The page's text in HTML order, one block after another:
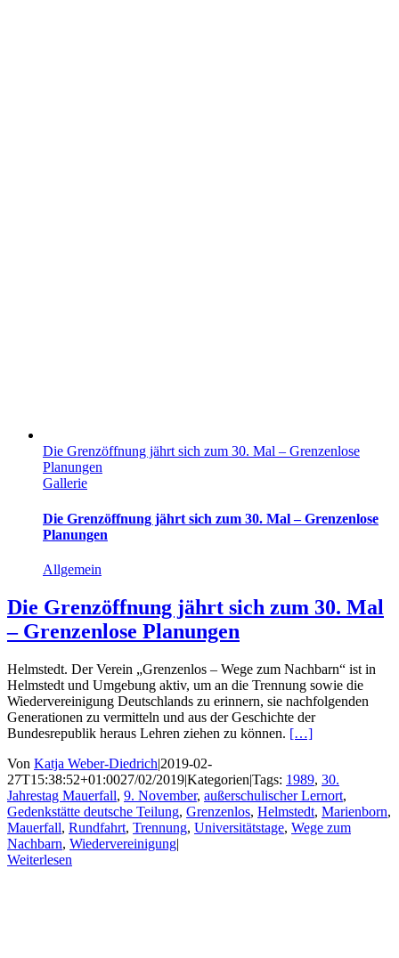
Die Grenzöffnung jährt sich zum 30. Mal – Grenzenlose
Planungen
Gallerie
Die Grenzöffnung jährt sich zum 30. Mal – Grenzenlose
Planungen
Allgemein
Die Grenzöffnung jährt sich zum 30. Mal
– Grenzenlose Planungen
Helmstedt. Der Verein „Grenzenlos – Wege zum Nachbarn“ ist in
Helmstedt und Umgebung aktiv, um an die Trennung sowie die
Wiedervereinigung Deutschlands zu erinnern, sie nachfolgenden
Generationen zu vermitteln und aus der Geschichte der
Bundesrepublik heraus Lehren ziehen zu können. […]
Von Katja Weber-Diedrich|2019-02-
27T15:38:52+01:0027/02/2019|Kategorien|Tags: 1989, 30.
Jahrestag Mauerfall, 9. November, außerschulischer Lernort,
Gedenkstätte deutsche Teilung, Grenzenlos, Helmstedt, Marienborn,
Mauerfall, Rundfahrt, Trennung, Universitätstage, Wege zum
Nachbarn, Wiedervereinigung|
Weiterlesen